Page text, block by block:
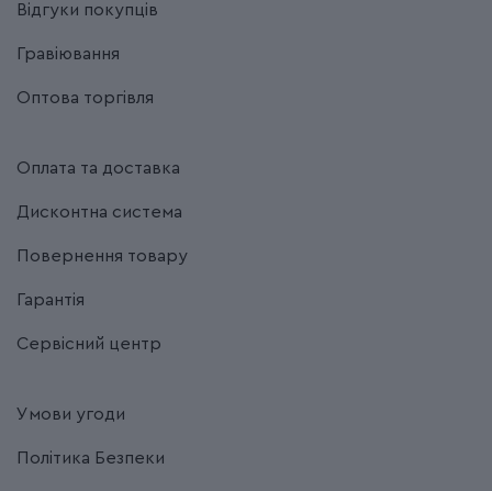
Відгуки покупців
Гравіювання
Оптова торгівля
Оплата та доставка
Дисконтна система
Повернення товару
Гарантія
Сервісний центр
Умови угоди
Політика Безпеки